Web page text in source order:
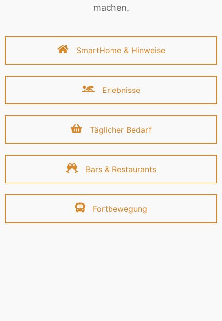
machen.
SmartHome & Hinweise
Erlebnisse
Täglicher Bedarf
Bars & Restaurants
Fortbewegung